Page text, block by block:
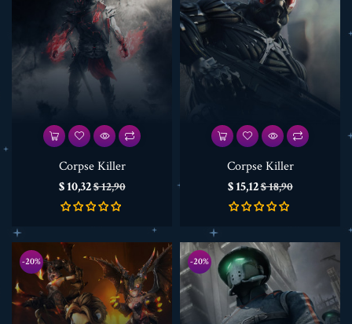
Corpse Killer
Prijs
$ 10,32Normale
prijs
$ 12,90
Corpse Killer
Prijs
$ 15,12Normale
prijs
$ 18,90
-20% -20%